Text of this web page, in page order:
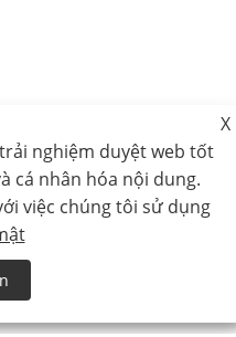
X
nghiệm duyệt web tốt
cá nhân hóa nội dung.
việc chúng tôi sử dụng